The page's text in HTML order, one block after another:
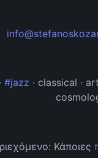
· #jazz · classical ·
Κάποιες